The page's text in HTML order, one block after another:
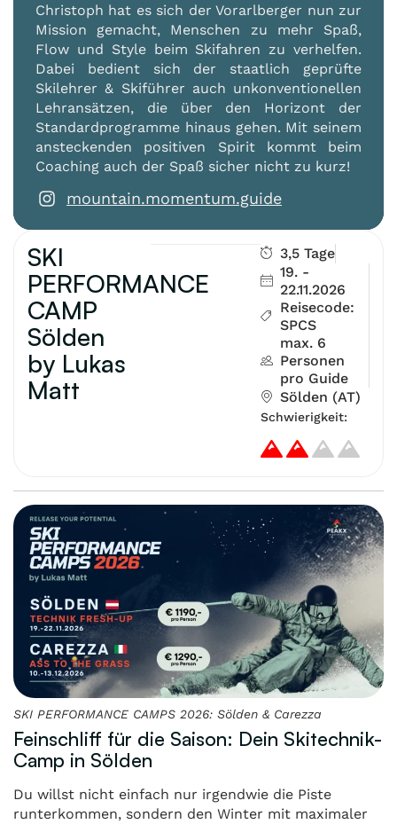
SKI
PERFORMANCE
CAMP
Sölden
by Lukas
Matt
3,5 Tage
19. -
22.11.2026
Reisecode:
SPCS
max. 6
Personen
pro Guide
Sölden (AT)
Schwierigkeit:
SKI PERFORMANCE CAMPS 2026: Sölden & Carezza
Feinschliff für die Saison: Dein Skitechnik-
Camp in Sölden
Du willst nicht einfach nur irgendwie die Piste
runterkommen, sondern den Winter mit maximaler
Christoph hat es sich der Vorarlberger nun zur
Mission gemacht, Menschen zu mehr Spaß,
Flow und Style beim Skifahren zu verhelfen.
Dabei bedient sich der staatlich geprüfte
Skilehrer & Skiführer auch unkonventionellen
Lehransätzen, die über den Horizont der
Standardprogramme hinaus gehen. Mit seinem
ansteckenden positiven Spirit kommt beim
Coaching auch der Spaß sicher nicht zu kurz!
mountain.momentum.guide